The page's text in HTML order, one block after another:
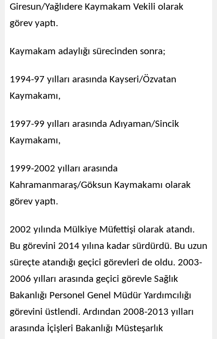
Giresun/Yağlıdere Kaymakam Vekili olarak
görev yaptı.
Kaymakam adaylığı sürecinden sonra;
1994-97 yılları arasında Kayseri/Özvatan
Kaymakamı,
1997-99 yılları arasında Adıyaman/Sincik
Kaymakamı,
1999-2002 yılları arasında
Kahramanmaraş/Göksun Kaymakamı olarak
görev yaptı.
2002 yılında Mülkiye Müfettişi olarak atandı.
Bu görevini 2014 yılına kadar sürdürdü. Bu uzun
süreçte atandığı geçici görevleri de oldu. 2003-
2006 yılları arasında geçici görevle Sağlık
Bakanlığı Personel Genel Müdür Yardımcılığı
görevini üstlendi. Ardından 2008-2013 yılları
arasında İçişleri Bakanlığı Müsteşarlık